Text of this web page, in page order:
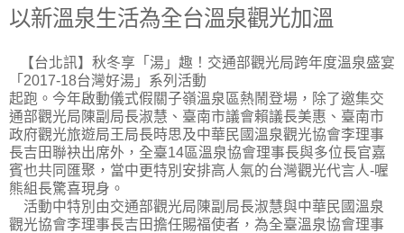
以新溫泉生活為全台溫泉觀光加溫
【台北訊】秋冬享「湯」趣！交通部觀光局跨年度溫泉盛宴
「2017-18台灣好湯」系列活動
起跑。今年啟動儀式假關子嶺溫泉區熱鬧登場，除了邀集交
通部觀光局陳副局長淑慧、臺南市議會賴議長美惠、臺南市
政府觀光旅遊局王局長時思及中華民國溫泉觀光協會李理事
長吉田聯袂出席外，全臺14區溫泉協會理事長與多位長官嘉
賓也共同匯聚，當中更特別安排高人氣的台灣觀光代言人-喔
熊組長驚喜現身。
活動中特別由交通部觀光局陳副局長淑慧與中華民國溫泉
觀光協會李理事長吉田擔任賜福使者，為全臺溫泉協會理事